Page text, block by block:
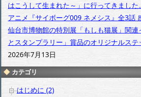
はこうして生まれた～」に行ってきました
アニメ『サイボーグ009 ネメシス』全3話
仙台市博物館の特別展「もしも猫展」関
とスタンプラリー」賞品のオリジナルス
2026年7月13日
カテゴリ
はじめに (2)